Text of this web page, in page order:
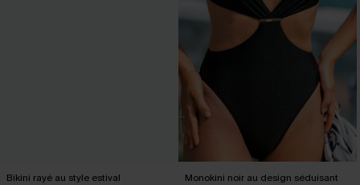
Bikini rayé au style estival Monokini noir au design séduisant